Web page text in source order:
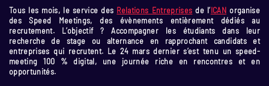
Tous les mois, le service des Relations Entreprises de l’ICAN organise
des Speed Meetings, des évènements entièrement dédiés au
recrutement. L’objectif ? Accompagner les étudiants dans leur
recherche de stage ou alternance en rapprochant candidats et
entreprises qui recrutent. Le 24 mars dernier s’est tenu un speed-
meeting 100 % digital, une journée riche en rencontres et en
opportunités.